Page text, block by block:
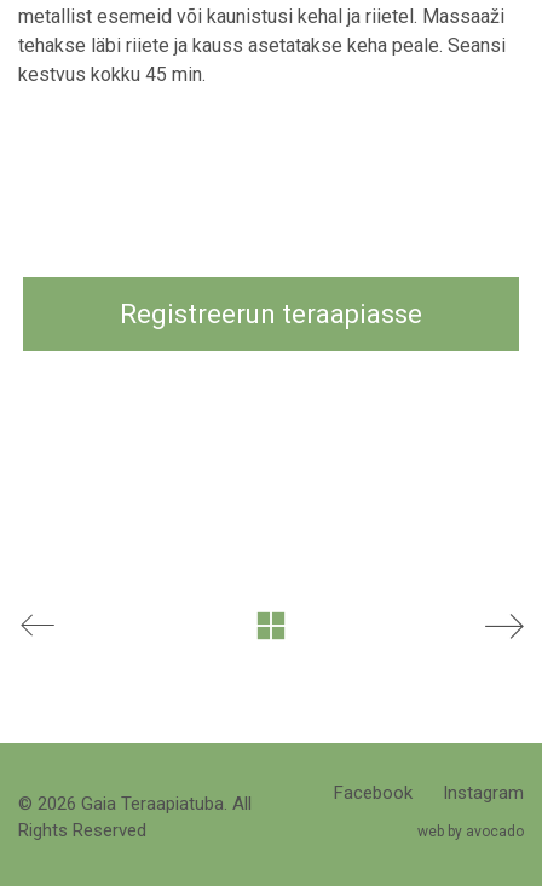
metallist esemeid või kaunistusi kehal ja riietel. Massaaži
tehakse läbi riiete ja kauss asetatakse keha peale. Seansi
kestvus kokku 45 min.
Registreerun teraapiasse
Facebook Instagram
web by avocado
© 2026 Gaia Teraapiatuba. All
Rights Reserved